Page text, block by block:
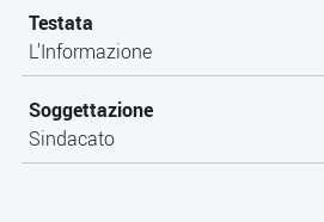
Testata
L'Informazione
Soggettazione
Sindacato